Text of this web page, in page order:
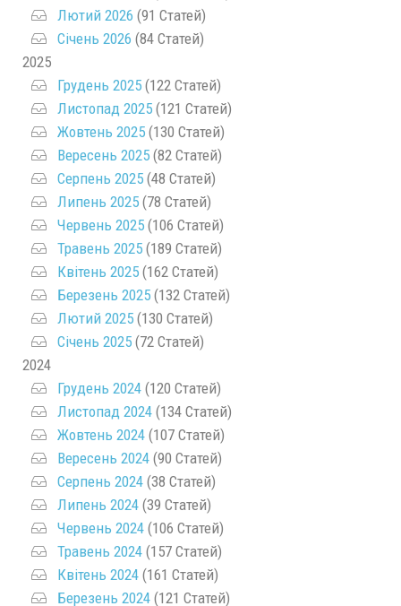
Лютий 2026 (91 Статей)
Січень 2026 (84 Статей)
2025
Грудень 2025 (122 Статей)
Листопад 2025 (121 Статей)
Жовтень 2025 (130 Статей)
Вересень 2025 (82 Статей)
Серпень 2025 (48 Статей)
Липень 2025 (78 Статей)
Червень 2025 (106 Статей)
Травень 2025 (189 Статей)
Квітень 2025 (162 Статей)
Березень 2025 (132 Статей)
Лютий 2025 (130 Статей)
Січень 2025 (72 Статей)
2024
Грудень 2024 (120 Статей)
Листопад 2024 (134 Статей)
Жовтень 2024 (107 Статей)
Вересень 2024 (90 Статей)
Серпень 2024 (38 Статей)
Липень 2024 (39 Статей)
Червень 2024 (106 Статей)
Травень 2024 (157 Статей)
Квітень 2024 (161 Статей)
Березень 2024 (121 Статей)